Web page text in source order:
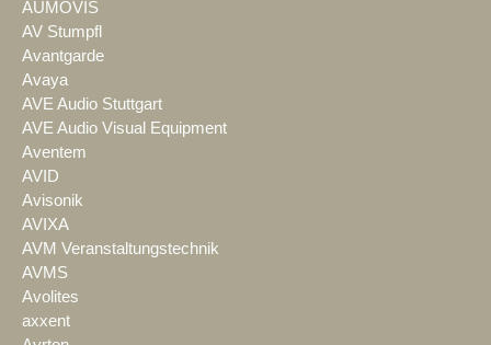
AUMOVIS
AV Stumpfl
Avantgarde
Avaya
AVE Audio Stuttgart
AVE Audio Visual Equipment
Aventem
AVID
Avisonik
AVIXA
AVM Veranstaltungstechnik
AVMS
Avolites
axxent